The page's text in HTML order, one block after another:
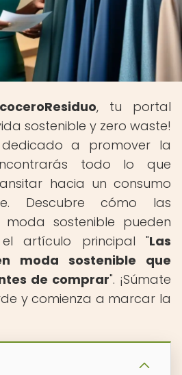
, tu portal
sostenible y zero waste!
a promover la
todo lo que
hacia un consumo
Descubre cómo las
moda sostenible pueden
artículo principal "Las
moda sostenible que
de comprar". ¡Súmate
y comienza a marcar la